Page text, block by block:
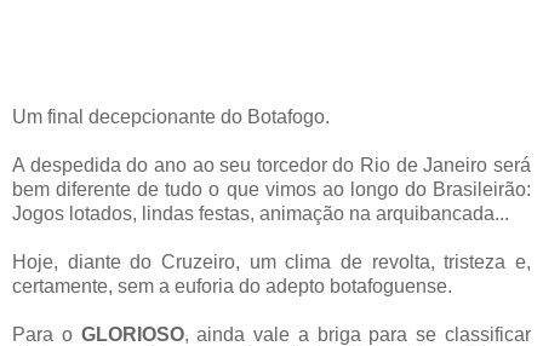
Um final decepcionante do Botafogo.
A despedida do ano ao seu torcedor do Rio de Janeiro será
bem diferente de tudo o que vimos ao longo do Brasileirão:
Jogos lotados, lindas festas, animação na arquibancada...
Hoje, diante do Cruzeiro, um clima de revolta, tristeza e,
certamente, sem a euforia do adepto botafoguense.
Para o GLORIOSO, ainda vale a briga para se classificar